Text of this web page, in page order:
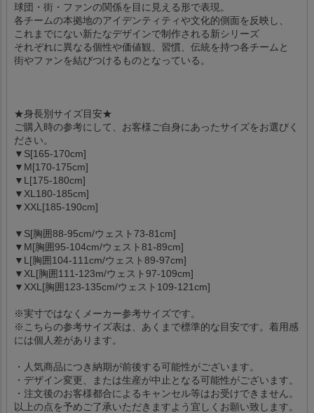
球団・街・ファンの関係を目に見える形で表現。
各チームの本拠地のアイデンティティや文化的側面を反映し、
これまでにない新たなデザインで制作される新シリーズ
それぞれに異なる個性や価値観、習慣、伝統を持つ各チームと
街やファンを結びつけるものとなっている。
★身長別サイズ目安★
ご購入時の参考にして、お客様ご自身にあったサイズをお選びく
ださい。
▼S[165-170cm]
▼M[170-175cm]
▼L[175-180cm]
▼XL180-185cm]
▼XXL[185-190cm]
▼S[胸囲88-95cm/ウェスト73-81cm]
▼M[胸囲95-104cm/ウェスト81-89cm]
▼L[胸囲104-111cm/ウェスト89-97cm]
▼XL[胸囲111-123m/ウェスト97-109cm]
▼XXL[胸囲123-135cm/ウェスト109-121cm]
※実寸ではなくメーカー参考サイズです。
※こちらの参考サイズ表は、あくまで標準的な目安です。着用感
には個人差があります。
・人気商品につき納期が前後する可能性がございます。
・デザイン変更、または生産が中止となる可能性がございます。
・注文後のお客様都合によるキャンセル等はお受けできません。
以上の点を予めご了承いただきますよう宜しくお願い致します。